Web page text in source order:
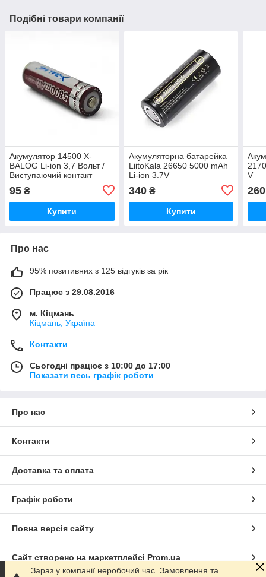
Подібні товари компанії
Акумулятор 14500 X-
BALOG Li-ion 3,7 Вольт /
Виступаючий контакт
95 ₴
Купити
Акумуляторна батарейка
LiitoKala 26650 5000 mAh
Li-ion 3.7V
340₴
Купити
V
260
Про нас
95% позитивних з 125 відгуків за рік
Працює з 29.08.2016
м. Кіцмань
Кіцмань, Україна
Контакти
Сьогодні працює з 10:00 до 17:00
Показати весь графік роботи
Про нас
Контакти
Доставка та оплата
Графік роботи
Повна версія сайту
Сайт створено на маркетплейсі Prom.ua
Зараз у компанії неробочий час. Замовлення та